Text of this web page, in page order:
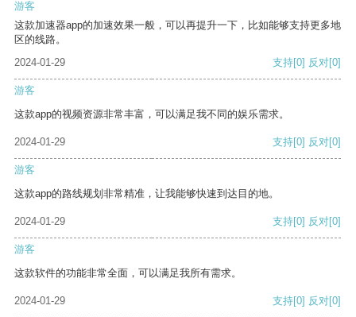
游客
这款加速器app的加速效果一般，可以再提升一下，比如能够支持更多地
区的线路。
2024-01-29
支持[0] 反对[0]
游客
这款app的视频资源非常丰富，可以满足我不同的娱乐需求。
2024-01-29 支持[0] 反对[0]
游客
这款app的路线规划非常精准，让我能够快速到达目的地。
2024-01-29 支持[0] 反对[0]
游客
这款软件的功能非常全面，可以满足我所有需求。
2024-01-29 支持[0] 反对[0]